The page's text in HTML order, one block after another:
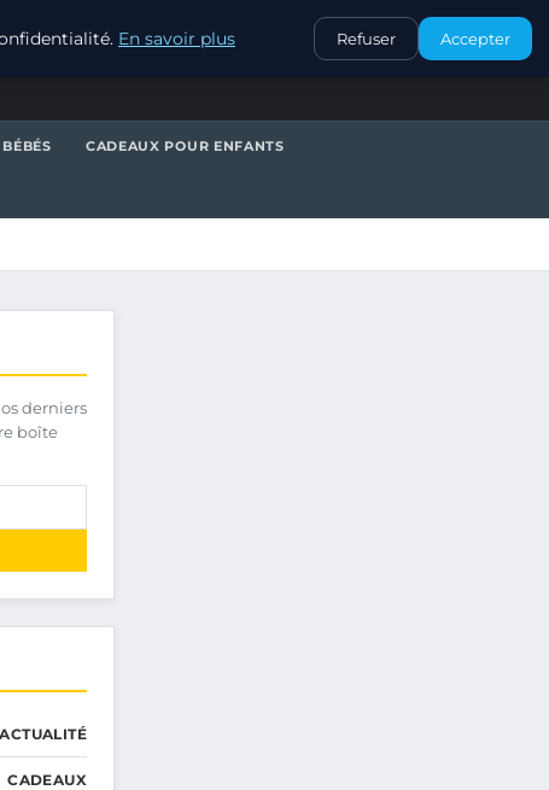
CONTACT
CADEAUX POUR ENFANTS
derniers
boîte
ACTUALITÉ
CADEAUX
En savoir plus Refuser Accepter